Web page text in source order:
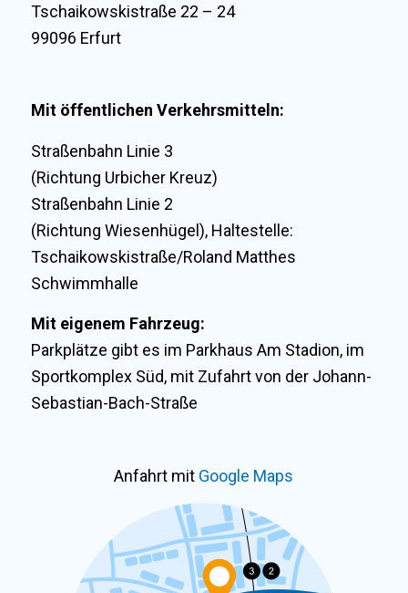
Tschaikowskistraße 22 – 24
99096 Erfurt
Mit öffentlichen Verkehrsmitteln:
Straßenbahn Linie 3
(Richtung Urbicher Kreuz)
Straßenbahn Linie 2
(Richtung Wiesenhügel), Haltestelle:
Tschaikowskistraße/Roland Matthes
Schwimmhalle
Mit eigenem Fahrzeug:
Parkplätze gibt es im Parkhaus Am Stadion, im
Sportkomplex Süd, mit Zufahrt von der Johann-
Sebastian-Bach-Straße
Anfahrt mit Google Maps